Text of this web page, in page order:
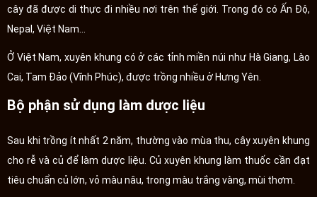
cây đã được di thực đi nhiều nơi trên thế giới. Trong đó có Ấn Độ,
Nepal, Việt Nam…
Ở Việt Nam, xuyên khung có ở các tỉnh miền núi như Hà Giang, Lào
Cai, Tam Đảo (Vĩnh Phúc), được trồng nhiều ở Hưng Yên.
Bộ phận sử dụng làm dược liệu
Sau khi trồng ít nhất 2 năm, thường vào mùa thu, cây xuyên khung
cho rễ và củ để làm dược liệu. Củ xuyên khung làm thuốc cần đạt
tiêu chuẩn củ lớn, vỏ màu nâu, trong màu trắng vàng, mùi thơm.